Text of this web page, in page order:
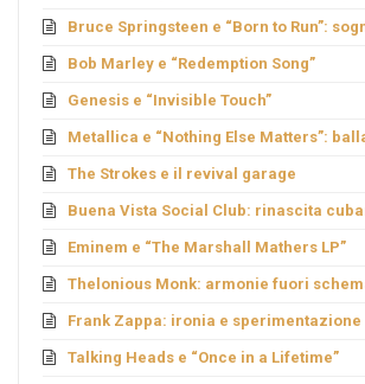
Bruce Springsteen e “Born to Run”: sogno
Bob Marley e “Redemption Song”
Genesis e “Invisible Touch”
Metallica e “Nothing Else Matters”:
The Strokes e il revival garage
Buena Vista Social Club: rinascita
Eminem e “The Marshall Mathers LP”
Thelonious Monk: armonie fuori
Frank Zappa: ironia e sperimentazione
Talking Heads e “Once in a Lifetime”